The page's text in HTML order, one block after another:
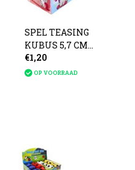
SPEL TEASING
KUBUS 5,7 CM
EENHOORN
€1,20
OP VOORRAAD